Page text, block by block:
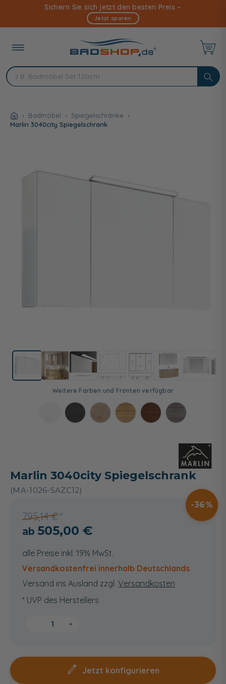
Inhalt
Sichern Sie sich jetzt den besten Preis –
Jetzt sparen
Badmöbel
Spiegelschränke
Marlin 3040city Spiegelschrank
Marlin 3040city Spiegelschrank
(MA-1026-SAZC12)
795,14 €
36
505,00 €
alle Preise inkl. 19% MwSt.
Versandkostenfrei innerhalb Deutschlands
Versand ins Ausland zzgl. Versandkosten
* UVP des Herstellers
+
Jetzt konfigurieren